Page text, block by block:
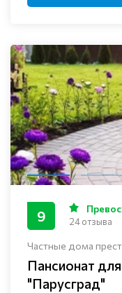
Частные дома
Пансионат
"Парусград"
9 24 отзыва